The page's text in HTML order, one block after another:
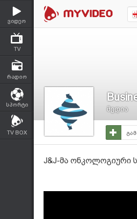
ვიდეო
TV
რადიო
სპორტი
TV BOX
მედია
J&J-მა ონკოლოგიური